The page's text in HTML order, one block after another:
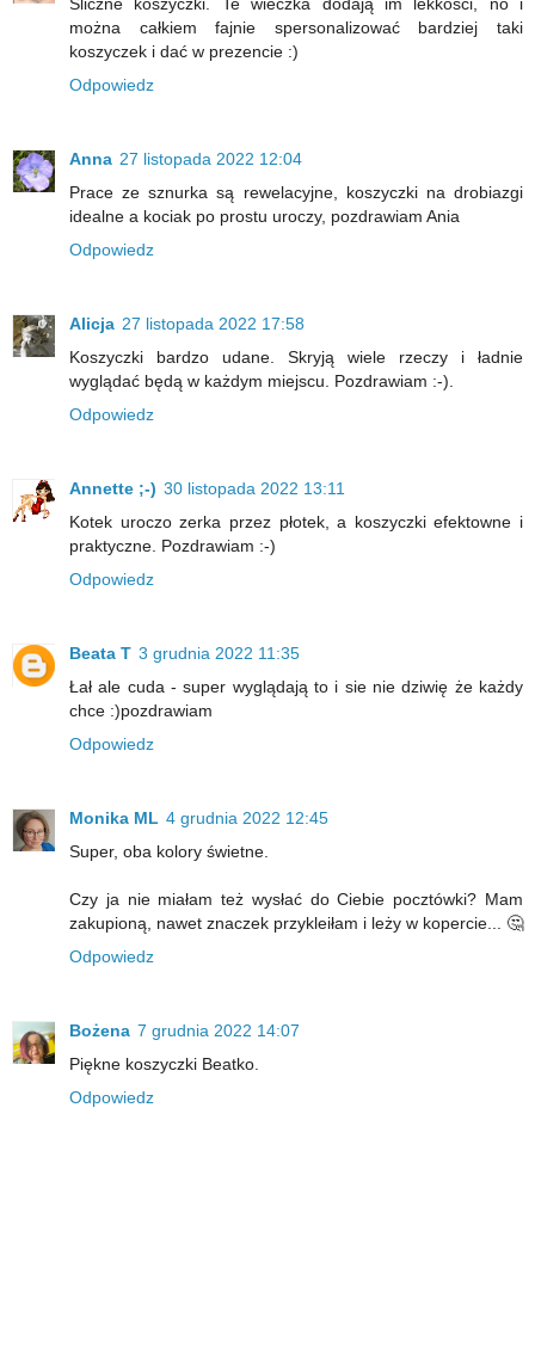
można całkiem fajnie spersonalizować bardziej taki
koszyczek i dać w prezencie :)
Odpowiedz
Anna 27 listopada 2022 12:04
Prace ze sznurka są rewelacyjne, koszyczki na drobiazgi
idealne a kociak po prostu uroczy, pozdrawiam Ania
Odpowiedz
Alicja 27 listopada 2022 17:58
Koszyczki bardzo udane. Skryją wiele rzeczy i ładnie
wyglądać będą w każdym miejscu. Pozdrawiam :-).
Odpowiedz
Annette ;-) 30 listopada 2022 13:11
Kotek uroczo zerka przez płotek, a koszyczki efektowne i
praktyczne. Pozdrawiam :-)
Odpowiedz
Beata T 3 grudnia 2022 11:35
Łał ale cuda - super wyglądają to i sie nie dziwię że każdy
chce :)pozdrawiam
Odpowiedz
Monika ML 4 grudnia 2022 12:45
Super, oba kolory świetne.
Czy ja nie miałam też wysłać do Ciebie pocztówki? Mam
zakupioną, nawet znaczek przykleiłam i leży w kopercie... 🤔
Odpowiedz
Bożena 7 grudnia 2022 14:07
Piękne koszyczki Beatko.
Odpowiedz